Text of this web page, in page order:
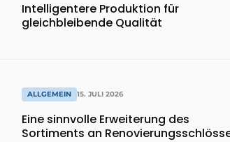
Intelligentere Produktion für
gleichbleibende Qualität
ALLGEMEIN 15. JULI 2026
Eine sinnvolle Erweiterung des
Sortiments an